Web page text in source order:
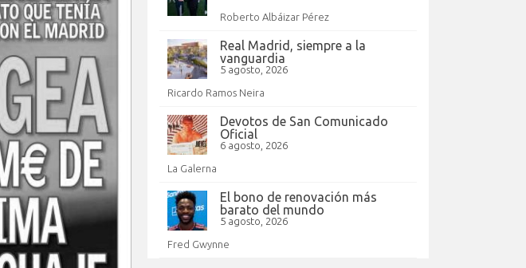
Roberto Albáizar Pérez
Real Madrid, siempre a la
vanguardia
5 agosto, 2026
Ricardo Ramos Neira
Devotos de San Comunicado
Oficial
6 agosto, 2026
La Galerna
El bono de renovación más
barato del mundo
5 agosto, 2026
Fred Gwynne